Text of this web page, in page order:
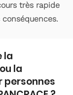
très rapide
la
la
personnes